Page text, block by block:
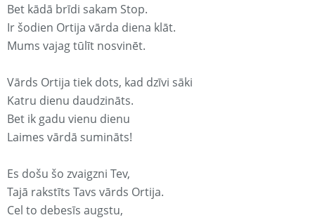
Bet kādā brīdi sakam Stop.
Ir šodien Ortija vārda diena klāt.
Mums vajag tūlīt nosvinēt.
Vārds Ortija tiek dots, kad dzīvi sāki
Katru dienu daudzināts.
Bet ik gadu vienu dienu
Laimes vārdā sumināts!
Es došu šo zvaigzni Tev,
Tajā rakstīts Tavs vārds Ortija.
Cel to debesīs augstu,